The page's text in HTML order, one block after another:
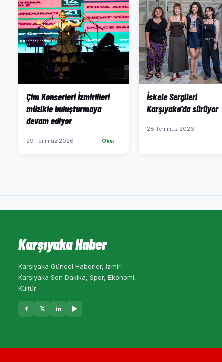
Çim Konserleri İzmirlileri
müzikle buluşturmaya
devam ediyor
29 Temmuz 2026 Oku →
İskele Sergileri
Karşıyaka'da sürüyor
28 Temmuz 2026
Karşıyaka Haber
Karşıyaka Güncel Haberler, İzmir
Karşıyaka Son Dakika, Spor, Ekonomi,
Kültür
f 𝕏 in ▶